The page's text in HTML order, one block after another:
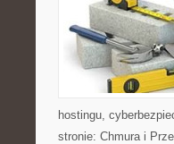
hostingu,
stronie: Chmura i